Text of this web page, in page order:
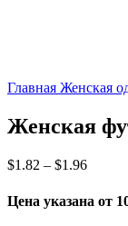
Главная Женская
Женская
$1.82 – $1.96
Цена указана от